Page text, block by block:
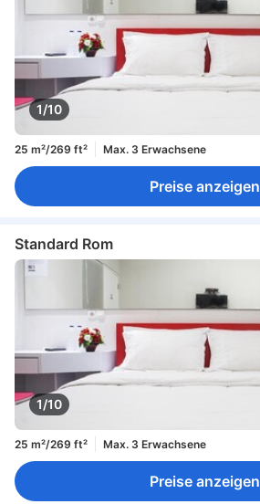
1/10
25 m²/269 ft² Max. 3 Erwachsene
Preise anzeigen
Standard Rom
1/10
25 m²/269 ft² Max. 3 Erwachsene
Preise anzeigen